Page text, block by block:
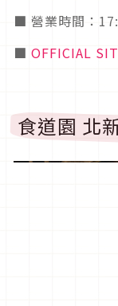
■ 營業時間：
■ OFFICIAL
食道園 北